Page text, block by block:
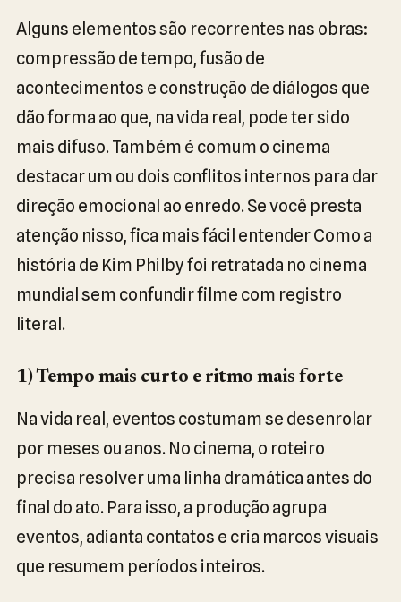
Alguns elementos são recorrentes nas obras:
compressão de tempo, fusão de
acontecimentos e construção de diálogos que
dão forma ao que, na vida real, pode ter sido
mais difuso. Também é comum o cinema
destacar um ou dois conflitos internos para dar
direção emocional ao enredo. Se você presta
atenção nisso, fica mais fácil entender Como a
história de Kim Philby foi retratada no cinema
mundial sem confundir filme com registro
literal.
1) Tempo mais curto e ritmo mais forte
Na vida real, eventos costumam se desenrolar
por meses ou anos. No cinema, o roteiro
precisa resolver uma linha dramática antes do
final do ato. Para isso, a produção agrupa
eventos, adianta contatos e cria marcos visuais
que resumem períodos inteiros.